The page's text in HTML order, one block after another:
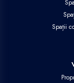
Spații